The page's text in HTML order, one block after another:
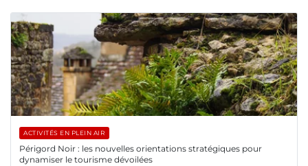
ACTIVITÉS EN PLEIN AIR
Périgord Noir : les nouvelles orientations stratégiques pour
dynamiser le tourisme dévoilées